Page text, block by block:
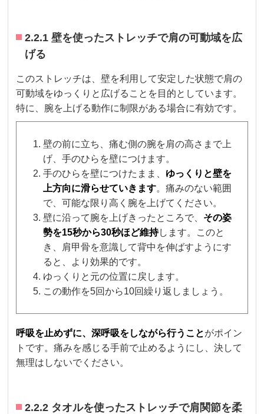
2.2.1 壁を使ったストレッチで肩の可動域を広
げる
このストレッチは、壁を利用して安定した状態で肩の
可動域をゆっくりと広げることを目的としています。
特に、腕を上げる動作に制限がある場合に有効です。
壁の前に立ち、痛む側の腕を肩の高さまで上
げ、手のひらを壁につけます。
手のひらを壁につけたまま、 ゆっくりと壁を
上方向に滑らせていきます。痛みのない範囲
で、可能な限り高く腕を上げてください。
壁に沿って腕を上げきったところで、 その姿
勢を15秒から30秒ほど維持します。このと
き、肩甲骨を意識して背中を伸ばすようにす
ると、より効果的です。
ゆっくりと元の位置に戻します。
この動作を5回から10回繰り返しましょう。
呼吸を止めずに、深呼吸をしながら行うことがポイン
トです。痛みを感じる手前で止めるようにし、決して
無理はしないでください。
2.2.2 タオルを使ったストレッチで肩関節を柔